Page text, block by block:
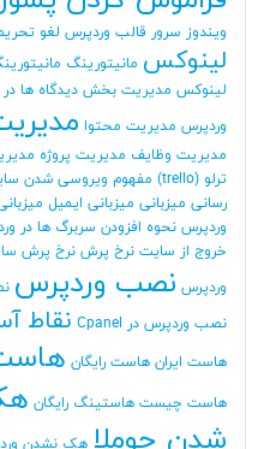
ویندوز سرور قالب وردپرس لغو
لینوکس مانیتورینگ
لینوکس مدیریت بخش دیدگاه ها در
وردپرس مدیریت محتوا
مدیریت وظایف مدیریت پروژه
ترلو (trello)
مفهوم ویروسی شدن
رسانی میزبانی میزبانی ایمیل
وردپرس نحوه افزودن سربرگ ها در
خروج از سایت نرخ پرش نرخ پرش
وردپرس نصب وردپرس
نصب وردپرس در Cpanel
نقاط
هاست ایران هاست رایگان
هاست چیست هاستینگ رایگان
شدن جوملا هک نشدن